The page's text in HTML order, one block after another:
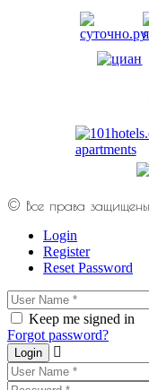
© Все права защищены.
Login
Register
Reset Password
Keep me signed in
Forgot password?
Login